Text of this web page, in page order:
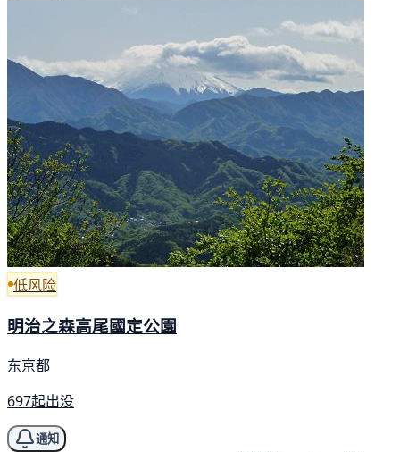
低风险
明治之森高尾國定公園
东京都
697起出没
通知